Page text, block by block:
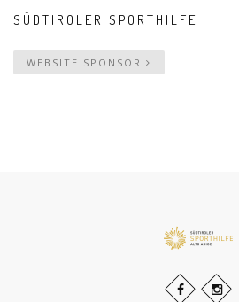
SÜDTIROLER SPORTHILFE
WEBSITE SPONSOR